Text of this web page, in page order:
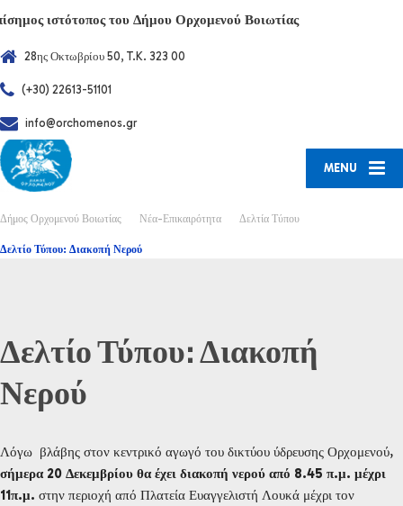
ιστότοπος του Δήμου Ορχομενού Βοιωτίας
28ης Οκτωβρίου 50, T.K. 323 00
(+30) 22613-51101
info@orchomenos.gr
MENU
Δήμος Ορχομενού Βοιωτίας Νέα-Επικαιρότητα Δελτία Τύπου
Δελτίο Τύπου: Διακοπή Νερού
Δελτίο Τύπου: Διακοπή
Νερού
Λόγω βλάβης στον κεντρικό αγωγό του δικτύου ύδρευσης Ορχομενού,
σήμερα 20 Δεκεμβρίου θα έχει διακοπή νερού από 8.45 π.μ. μέχρι
11π.μ. στην περιοχή από Πλατεία Ευαγγελιστή Λουκά μέχρι τον